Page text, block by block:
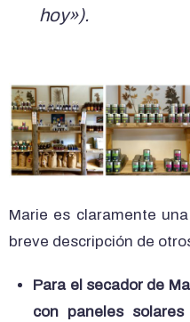
hoy»).
Marie es claramente
breve descripción de
Para el secador de
con paneles solares